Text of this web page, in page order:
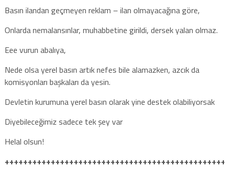
Basın ilandan geçmeyen reklam – ilan olmayacağına göre,
Onlarda nemalansınlar, muhabbetine girildi, dersek yalan olmaz.
Eee vurun abalıya,
Nede olsa yerel basın artık nefes bile alamazken, azcık da
komisyonları başkaları da yesin.
Devletin kurumuna yerel basın olarak yine destek olabiliyorsak
Diyebileceğimiz sadece tek şey var
Helal olsun!